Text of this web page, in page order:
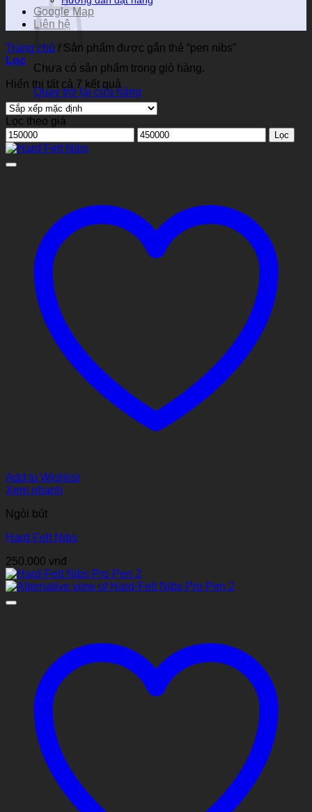
Chưa có sản phẩm trong giỏ hàng.
Quay trở lại cửa hàng
Google Map
Liên hệ
Trang chủ / Sản phẩm được gắn thẻ “pen nibs”
Lọc
Hiển thị tất cả 7 kết quả
Lọc theo giá
Giá
tối
Giá
tối
Lọc
Add to Wishlist
Xem nhanh
Ngòi bút
Hard Felt Nibs
250.000 vnđ